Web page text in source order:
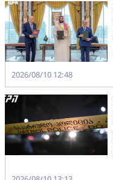
2026/08/10 12:48